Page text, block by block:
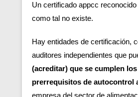
Un certificado appcc
como tal no existe.
Hay entidades de certificación,
auditores independientes que
(acreditar) que se cumplen los
prerrequisitos de autocontrol